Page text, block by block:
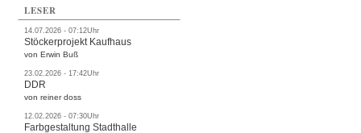
LESER
14.07.2026 - 07:12Uhr
Stöckerprojekt Kaufhaus
von Erwin Buß
23.02.2026 - 17:42Uhr
DDR
von reiner doss
12.02.2026 - 07:30Uhr
Farbgestaltung Stadthalle